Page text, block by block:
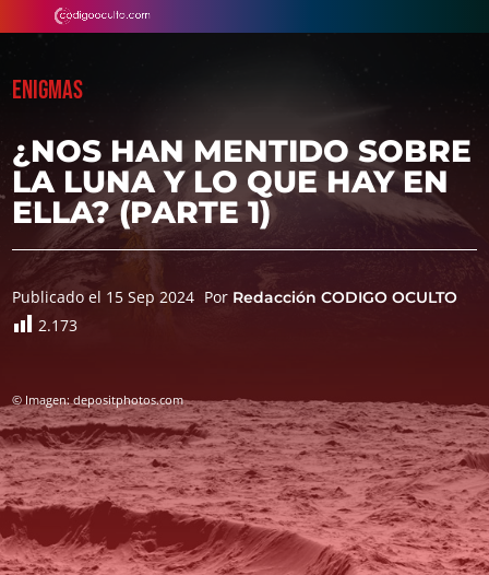
ENIGMAS
¿NOS HAN MENTIDO SOBRE
LA LUNA Y LO QUE HAY EN
ELLA? (PARTE 1)
Publicado el 15 Sep 2024 Por Redacción CODIGO OCULTO
2.173
© Imagen: depositphotos.com